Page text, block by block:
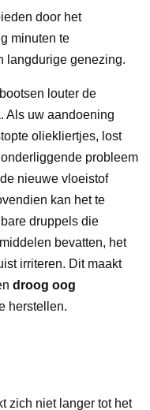
door het
minuten te
langdurige genezing.
louter de
Als uw aandoening
oliekliertjes, lost
probleem
nieuwe vloeistof
kan het te
druppels die
bevatten, het
irriteren. Dit maakt
droog oog
herstellen.
zich niet langer tot het